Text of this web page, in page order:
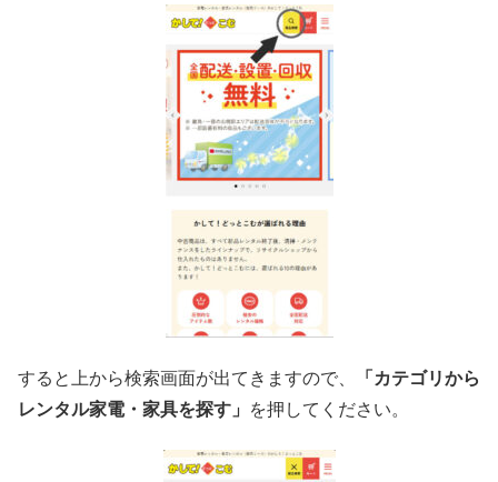
すると上から検索画面が出てきますので、
「カテゴリから
レンタル家電・家具を探す」
を押してください。